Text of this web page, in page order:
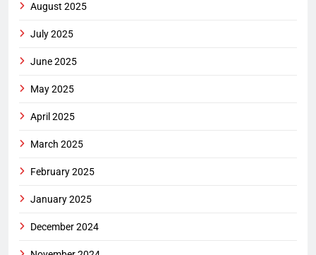
August 2025
July 2025
June 2025
May 2025
April 2025
March 2025
February 2025
January 2025
December 2024